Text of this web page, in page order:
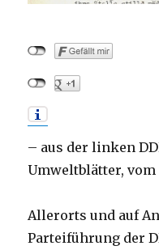
– aus der linken
Umweltblätter, vom
Allerorts und auf
Parteiführung der